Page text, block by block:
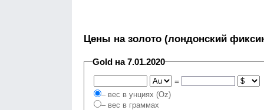
Цены на золото (лондонский
Gold на 7.01.2020
=
– вес в унциях (Oz)
– вес в граммах